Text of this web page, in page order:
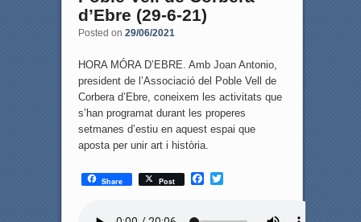
d’Ebre (29-6-21)
Posted on 29/06/2021
HORA MÓRA D’EBRE. Amb Joan Antonio,
president de l’Associació del Poble Vell de
Corbera d’Ebre, coneixem les activitats que
s’han programat durant les properes
setmanes d’estiu en aquest espai que
aposta per unir art i història.
Share Post
F
T